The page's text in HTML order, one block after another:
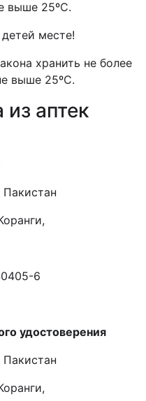
выше 25ºС.
месте!
хранить не более
выше 25ºС.
из аптек
Пакистан
6
удостоверения